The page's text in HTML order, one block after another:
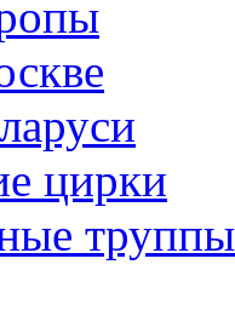
цирки
труппы